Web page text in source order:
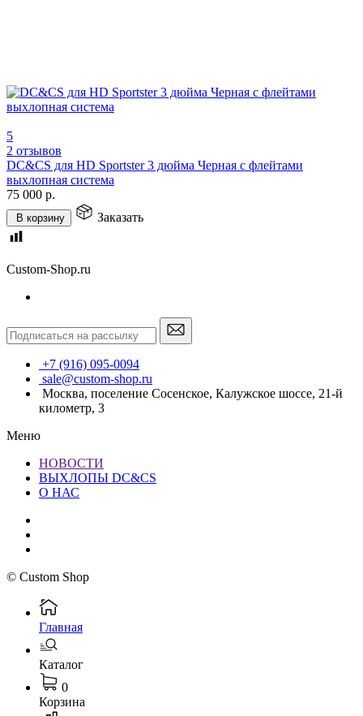
5
2 отзывов
DC&CS для HD Sportster 3 дюйма Черная с флейтами
выхлопная система
75 000 р.
В корзину Заказать
Custom-Shop.ru
+7 (916) 095-0094
sale@custom-shop.ru
Москва, поселение Сосенское, Калужское шоссе, 21-й
километр, 3
Меню
НОВОСТИ
ВЫХЛОПЫ DC&CS
О НАС
© Custom Shop
Главная
Каталог
0
Корзина